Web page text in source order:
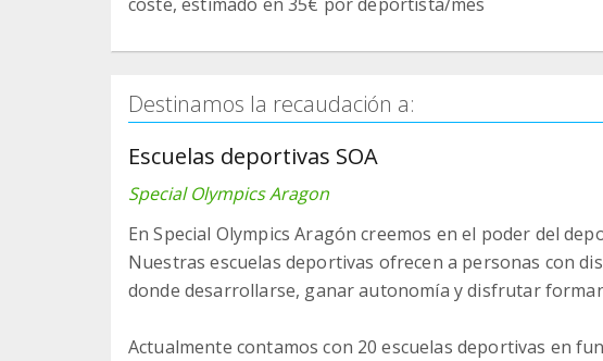
Destinamos la recaudación a:
Escuelas deportivas SOA
Special Olympics Aragon
En Special Olympics Aragón creemos en el poder del
Nuestras escuelas deportivas ofrecen a personas con
donde desarrollarse, ganar autonomía y disfrutar
Actualmente contamos con 20 escuelas deportivas en